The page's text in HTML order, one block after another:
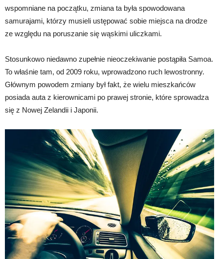
wspomniane na początku, zmiana ta była spowodowana
samurajami, którzy musieli ustępować sobie miejsca na drodze
ze względu na poruszanie się wąskimi uliczkami.
Stosunkowo niedawno zupełnie nieoczekiwanie postąpiła Samoa.
To właśnie tam, od 2009 roku, wprowadzono ruch lewostronny.
Głównym powodem zmiany był fakt, że wielu mieszkańców
posiada auta z kierownicami po prawej stronie, które sprowadza
się z Nowej Zelandii i Japonii.